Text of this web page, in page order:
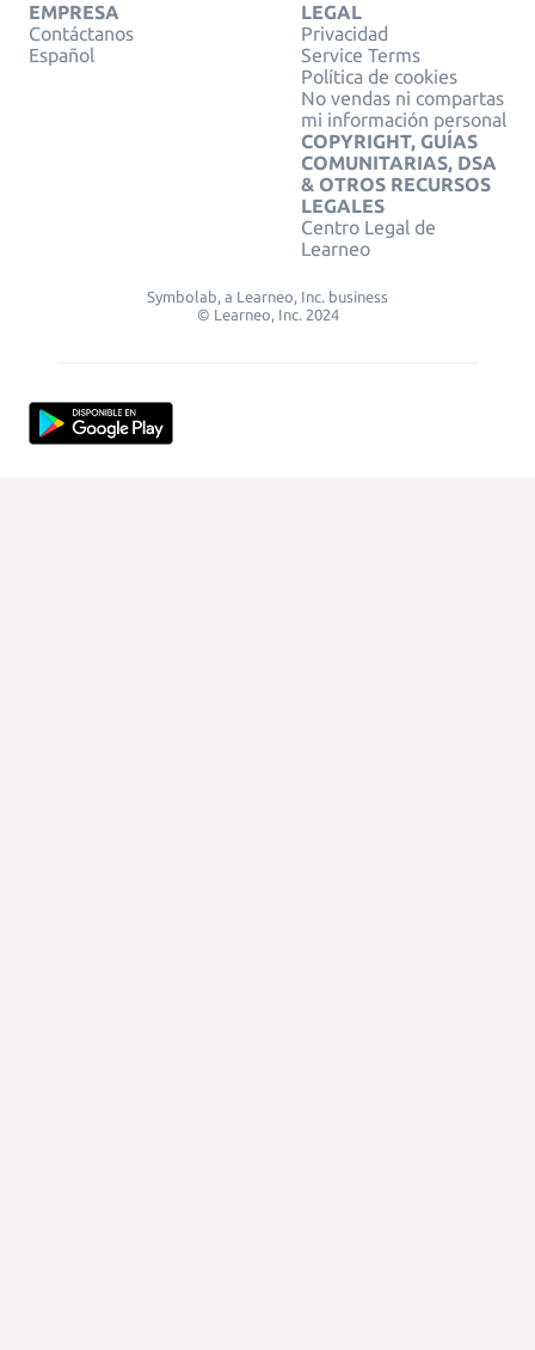
EMPRESA
Contáctanos
Español
LEGAL
Privacidad
Service Terms
Política de cookies
No vendas ni compartas
mi información personal
COPYRIGHT, GUÍAS
COMUNITARIAS, DSA
& OTROS RECURSOS
LEGALES
Centro Legal de
Learneo
Symbolab, a Learneo, Inc. business
© Learneo, Inc. 2024